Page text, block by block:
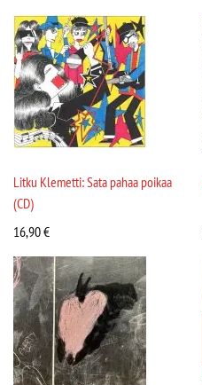
Litku Klemetti: Sata pahaa poikaa
(CD)
16,90€